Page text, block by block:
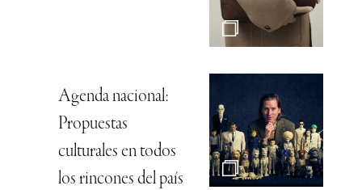
Agenda nacional:
Propuestas
culturales en todos
los rincones del país